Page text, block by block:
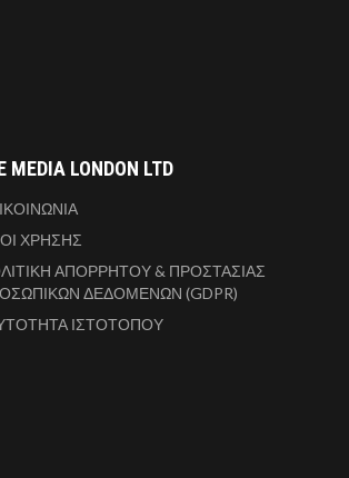
MEDIA LONDON LTD
ΧΡΗΣΗΣ
ΑΠΟΡΡΗΤΟΥ & ΠΡΟΣΤΑΣΙΑΣ
ΔΕΔΟΜΕΝΩΝ (GDPR)
ΙΣΤΟΤΟΠΟΥ